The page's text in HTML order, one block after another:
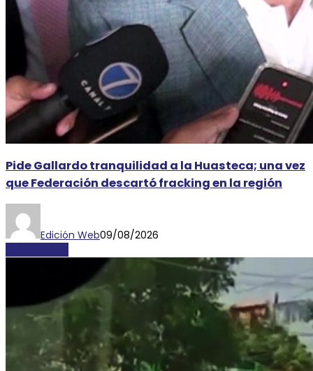
Pide Gallardo tranquilidad a la Huasteca; una vez
que Federación descartó fracking en la región
Edición Web09/08/2026